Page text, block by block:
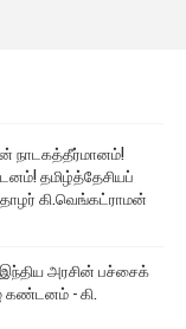
நாடகத்தீர்மானம்!
தமிழ்த்தேசியப்
கி.வெங்கட்ராமன்
இந்திய அரசின் பச்சைக்
கண்டனம் - கி.